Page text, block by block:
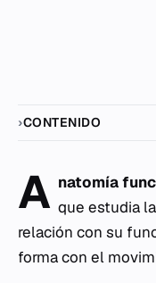
CONTENIDO
A natomía
que estudia
relación con su
forma con el